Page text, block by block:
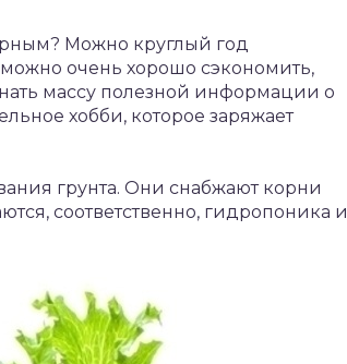
Можно круглый год
очень хорошо сэкономить,
массу полезной информации о
хобби, которое заряжает
грунта. Они снабжают корни
соответственно, гидропоника и